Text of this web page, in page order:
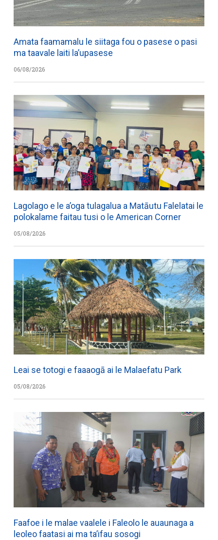
Amata faamamalu le siitaga fou o pasese o pasi
ma taavale laiti la’upasese
06/08/2026
Lagolago e le a’oga tulagalua a Matāutu Falelatai le
polokalame faitau tusi o le American Corner
05/08/2026
Leai se totogi e faaaogā ai le Malaefatu Park
05/08/2026
Faafoe i le malae vaalele i Faleolo le auaunaga a
leoleo faatasi ai ma ta’ifau sosogi